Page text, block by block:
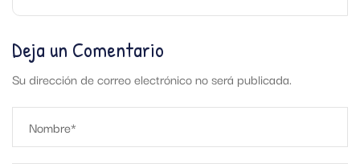
Deja un Comentario
Su dirección de correo electrónico no será publicada.